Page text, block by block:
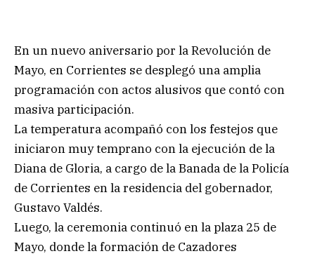
En un nuevo aniversario por la Revolución de
Mayo, en Corrientes se desplegó una amplia
programación con actos alusivos que contó con
masiva participación.
La temperatura acompañó con los festejos que
iniciaron muy temprano con la ejecución de la
Diana de Gloria, a cargo de la Banada de la Policía
de Corrientes en la residencia del gobernador,
Gustavo Valdés.
Luego, la ceremonia continuó en la plaza 25 de
Mayo, donde la formación de Cazadores